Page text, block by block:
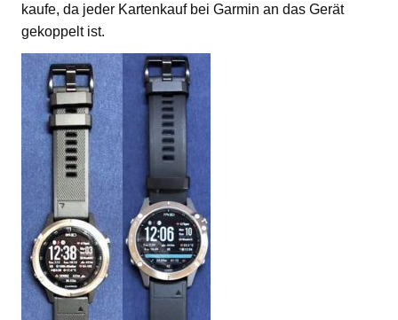
kaufe, da jeder Kartenkauf bei Garmin an das Gerät
gekoppelt ist.